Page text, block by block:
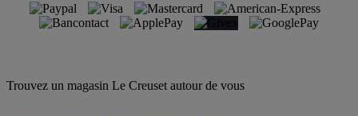
Trouvez un magasin Le Creuset autour de vous